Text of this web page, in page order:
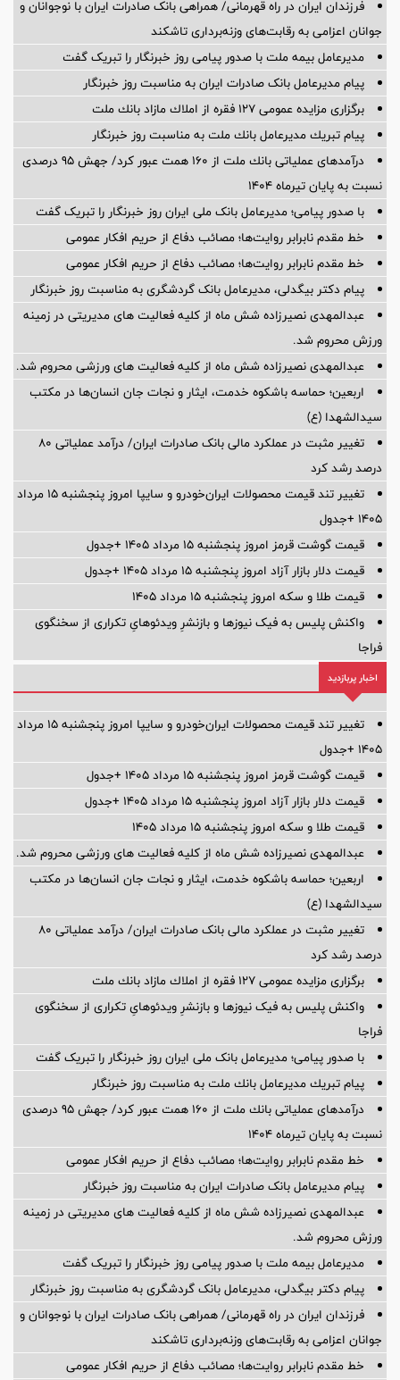
فرزندان ایران در راه قهرمانی/ همراهی بانک صادرات ایران با نوجوانان و
جوانان اعزامی به رقابت‌های وزنه‌برداری تاشکند
مدیرعامل بیمه ملت با صدور پیامی روز خبرنگار را تبریک گفت
پیام مدیرعامل بانک صادرات ایران به مناسبت روز خبرنگار
برگزاری مزایده عمومی 127 فقره از املاك مازاد بانك ملت
پیام تبریك مدیرعامل بانك ملت به مناسبت روز خبرنگار
درآمدهای عملیاتی بانك ملت از 160 همت عبور كرد/ جهش 95 درصدی
نسبت به پایان تیرماه 1404
با صدور پیامی؛ مدیرعامل بانک ملی ایران روز خبرنگار را تبریک گفت
خط مقدم نابرابر روایت‌ها؛ مصائب دفاع از حریم افکار عمومی
خط مقدم نابرابر روایت‌ها؛ مصائب دفاع از حریم افکار عمومی
پیام دکتر بیگدلی، مدیرعامل بانک گردشگری به مناسبت روز خبرنگار
عبدالمهدی نصیرزاده شش ماه از کلیه فعالیت های مدیریتی در زمینه
ورزش محروم شد.
عبدالمهدی نصیرزاده شش ماه از کلیه فعالیت های ورزشی محروم شد.
اربعین؛ حماسه باشکوه خدمت، ایثار و نجات جان انسان‌ها در مکتب
سیدالشهدا (ع)
تغییر مثبت در عملکرد مالی بانک صادرات ایران/ درآمد عملیاتی 80
درصد رشد کرد
تغییر تند قیمت محصولات ایران‌خودرو و سایپا امروز پنجشنبه ۱۵ مرداد
۱۴۰۵ +جدول
قیمت گوشت قرمز امروز پنجشنبه ۱۵ مرداد ۱۴۰۵ +جدول
قیمت دلار بازار آزاد امروز پنجشنبه ۱۵ مرداد ۱۴۰۵ +جدول
قیمت طلا و سکه امروز پنجشنبه ۱۵ مرداد ۱۴۰۵
واکنش پلیس به فیک نیوزها و بازنشرِ ویدئوهایِ تکراری از سخنگوی
فراجا
اخبار پربازدید
تغییر تند قیمت محصولات ایران‌خودرو و سایپا امروز پنجشنبه ۱۵ مرداد
۱۴۰۵ +جدول
قیمت گوشت قرمز امروز پنجشنبه ۱۵ مرداد ۱۴۰۵ +جدول
قیمت دلار بازار آزاد امروز پنجشنبه ۱۵ مرداد ۱۴۰۵ +جدول
قیمت طلا و سکه امروز پنجشنبه ۱۵ مرداد ۱۴۰۵
عبدالمهدی نصیرزاده شش ماه از کلیه فعالیت های ورزشی محروم شد.
اربعین؛ حماسه باشکوه خدمت، ایثار و نجات جان انسان‌ها در مکتب
سیدالشهدا (ع)
تغییر مثبت در عملکرد مالی بانک صادرات ایران/ درآمد عملیاتی 80
درصد رشد کرد
برگزاری مزایده عمومی 127 فقره از املاك مازاد بانك ملت
واکنش پلیس به فیک نیوزها و بازنشرِ ویدئوهایِ تکراری از سخنگوی
فراجا
با صدور پیامی؛ مدیرعامل بانک ملی ایران روز خبرنگار را تبریک گفت
پیام تبریك مدیرعامل بانك ملت به مناسبت روز خبرنگار
درآمدهای عملیاتی بانك ملت از 160 همت عبور كرد/ جهش 95 درصدی
نسبت به پایان تیرماه 1404
خط مقدم نابرابر روایت‌ها؛ مصائب دفاع از حریم افکار عمومی
پیام مدیرعامل بانک صادرات ایران به مناسبت روز خبرنگار
عبدالمهدی نصیرزاده شش ماه از کلیه فعالیت های مدیریتی در زمینه
ورزش محروم شد.
مدیرعامل بیمه ملت با صدور پیامی روز خبرنگار را تبریک گفت
پیام دکتر بیگدلی، مدیرعامل بانک گردشگری به مناسبت روز خبرنگار
فرزندان ایران در راه قهرمانی/ همراهی بانک صادرات ایران با نوجوانان و
جوانان اعزامی به رقابت‌های وزنه‌برداری تاشکند
خط مقدم نابرابر روایت‌ها؛ مصائب دفاع از حریم افکار عمومی